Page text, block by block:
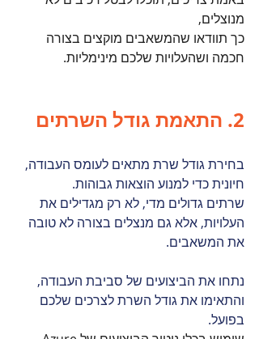
מנוצלים,
כך תוודאו שהמשאבים מוקצים בצורה
חכמה ושהעלויות שלכם מינימליות.
2. התאמת גודל השרתים
בחירת גודל שרת מתאים לעומס העבודה,
חיונית כדי למנוע הוצאות גבוהות.
שרתים גדולים מדי, לא רק מגדילים את
העלויות, אלא גם מנצלים בצורה לא טובה
את המשאבים.
נתחו את הביצועים של סביבת העבודה,
והתאימו את גודל השרת לצרכים שלכם
בפועל.